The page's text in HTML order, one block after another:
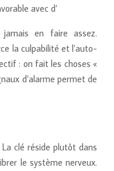
avec d’
en faire assez.
la culpabilité et l’auto-
: on fait les choses «
d’alarme permet de
clé réside plutôt dans
le système nerveux.